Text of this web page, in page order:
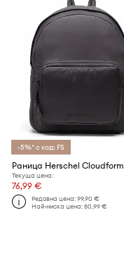
-5%* с код: FS
Раница Herschel Cloudform
Текуща цена:
76,99 €
Редовна цена:99,90 €
Най-ниска цена:80,99 €